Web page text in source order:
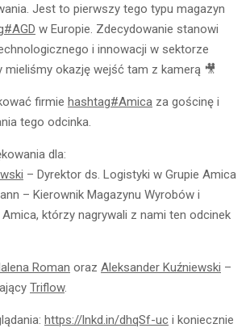
Jest to pierwszy tego typu magazyn
#AGD w Europie. Zdecydowanie stanowi
i innowacji w sektorze
mieliśmy okazję wejść tam z kamerą 🎥
firmie hashtag#Amica za gościnę i
tego odcinka.
dla:
– Dyrektor ds. Logistyki w Grupie Amica
– Kierownik Magazynu Wyrobów i
którzy nagrywali z nami ten odcinek
Roman oraz Aleksander Kuźniewski –
Triflow.
https://lnkd.in/dhqSf-uc i koniecznie